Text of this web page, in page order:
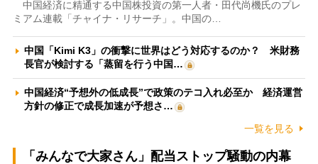
中国経済に精通する中国株投資の第一人者・田代尚機氏のプレ
ミアム連載「チャイナ・リサーチ」。中国の…
中国「Kimi K3」の衝撃に世界はどう対応するのか？ 米財務
長官が検討する「蒸留を行う中国…
中国経済“予想外の低成長”で政策のテコ入れ必至か 経済運営
方針の修正で成長加速が予想さ…
一覧を見る
「みんなで大家さん」配当ストップ騒動の内幕